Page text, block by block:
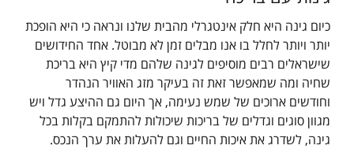
כיום גינה היא חלק אינטגרלי מהבית שלנו ונראה כי היא הופכת
יותר ויותר לחלל בו אנו מבלים זמן לא מבוטל. אחד החידושים
שישראלים רבים מוסיפים לגינה שלהם מדי קיץ היא בריכת
שחיה ומה שמאפשר זאת זה בעיקר מזג האוויר הנהדר
וחודשים ארוכים של שמש נעימה, אך היום גם ההיצע גדל ויש
מגוון סוגים וגדלים של בריכות שיכולות להתמקם בקלות בכל
גינה, לשדרג את איכות החיים וגם להעלות את ערך הנכס.